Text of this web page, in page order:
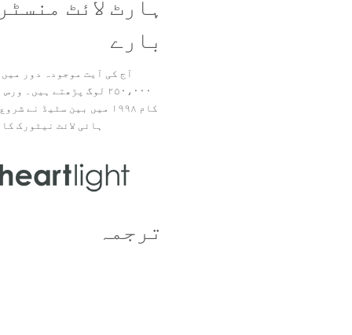
ہارٹ لائٹ
بارے
آج کی آیت موجودہ دور
۲۵۰،۰۰۰ لوگ پڑھتے ہیں۔
ہائی لائٹ نیٹورک
ترجمہ